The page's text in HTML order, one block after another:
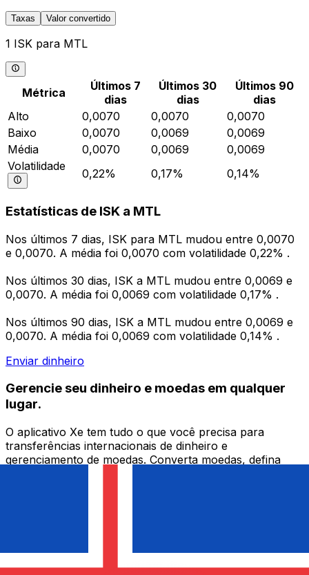
Taxas Valor convertido
1 ISK para MTL
Métrica
Últimos 7
dias
Últimos 30
dias
Últimos 90
dias
Alto
0,0070 0,0070
0,0070
Baixo
0,0070 0,0069
0,0069
Média
0,0070 0,0069
0,0069
Volatilidade
0,22% 0,17% 0,14%
Estatísticas de ISK a MTL
Nos últimos 7 dias, ISK para MTL mudou entre 0,0070
e 0,0070. A média foi 0,0070 com volatilidade 0,22% .
Nos últimos 30 dias, ISK a MTL mudou entre 0,0069 e
0,0070. A média foi 0,0069 com volatilidade 0,17% .
Nos últimos 90 dias, ISK a MTL mudou entre 0,0069 e
0,0070. A média foi 0,0069 com volatilidade 0,14% .
Enviar dinheiro
Gerencie seu dinheiro e moedas em qualquer
lugar.
O aplicativo Xe tem tudo o que você precisa para
transferências internacionais de dinheiro e
gerenciamento de moedas. Converta moedas, defina